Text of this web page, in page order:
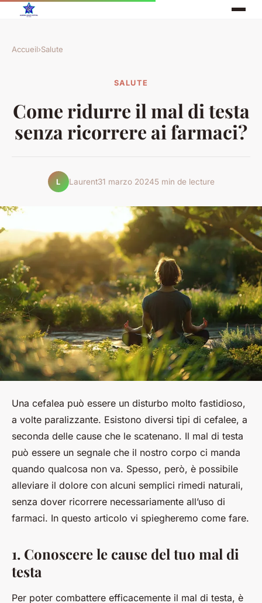
Accueil›Salute
SALUTE
Come ridurre il mal di testa
senza ricorrere ai farmaci?
L Laurent31 marzo 20245 min de lecture
Una cefalea può essere un disturbo molto fastidioso,
a volte paralizzante. Esistono diversi tipi di cefalee, a
seconda delle cause che le scatenano. Il mal di testa
può essere un segnale che il nostro corpo ci manda
quando qualcosa non va. Spesso, però, è possibile
alleviare il dolore con alcuni semplici rimedi naturali,
senza dover ricorrere necessariamente all’uso di
farmaci. In questo articolo vi spiegheremo come fare.
1. Conoscere le cause del tuo mal di
testa
Per poter combattere efficacemente il mal di testa, è